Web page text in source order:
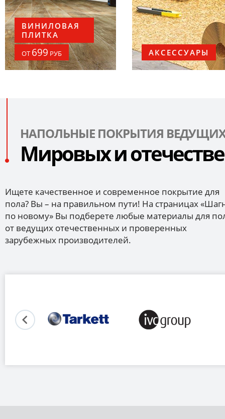
ВИНИЛОВАЯ
ПЛИТКА
ОТ 699 РУБ АКСЕССУАРЫ
НАПОЛЬНЫЕ ПОКРЫТИЯ
Мировых и
Ищете качественное и современное покрытие для
пола? Вы – на правильном пути! На страницах
по новому» Вы подберете любые материалы для
от ведущих отечественных и проверенных
зарубежных производителей.